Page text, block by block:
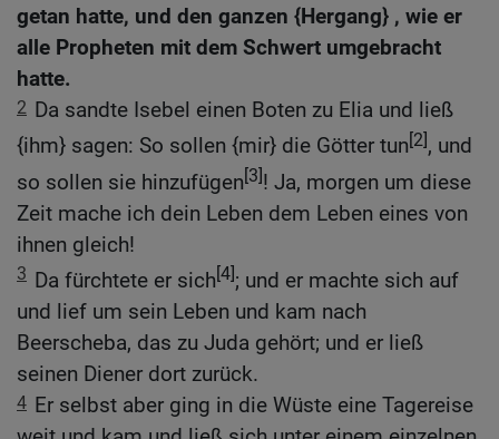
getan hatte, und den ganzen {Hergang} , wie er
alle Propheten mit dem Schwert umgebracht
hatte.
2 Da sandte Isebel einen Boten zu Elia und ließ
{ihm} sagen: So sollen {mir} die Götter tun[2], und
so sollen sie hinzufügen[3]! Ja, morgen um diese
Zeit mache ich dein Leben dem Leben eines von
ihnen gleich!
3 Da fürchtete er sich[4]; und er machte sich auf
und lief um sein Leben und kam nach
Beerscheba, das zu Juda gehört; und er ließ
seinen Diener dort zurück.
4 Er selbst aber ging in die Wüste eine Tagereise